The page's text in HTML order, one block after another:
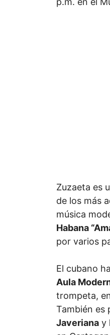
Zuzaeta es
de los más
música
Habana
por varios
El cubano
Aula
trompeta,
También es
Javeriana y